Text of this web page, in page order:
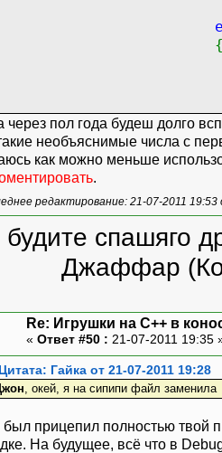
}
}
output();
через пол года будеш долго
необъяснимые числа с
как можно меньше
.
редактирование: 21-07-2011 19:53
спашяго
Re: Игрушки на С++ в
« Ответ #50 : 21-07-2011 19:35
Цитата: Гайка от 21-07-2011 19:28
, окей, я на сипипи файл заменила
прицепил полностью твой
На будущее, всё что в